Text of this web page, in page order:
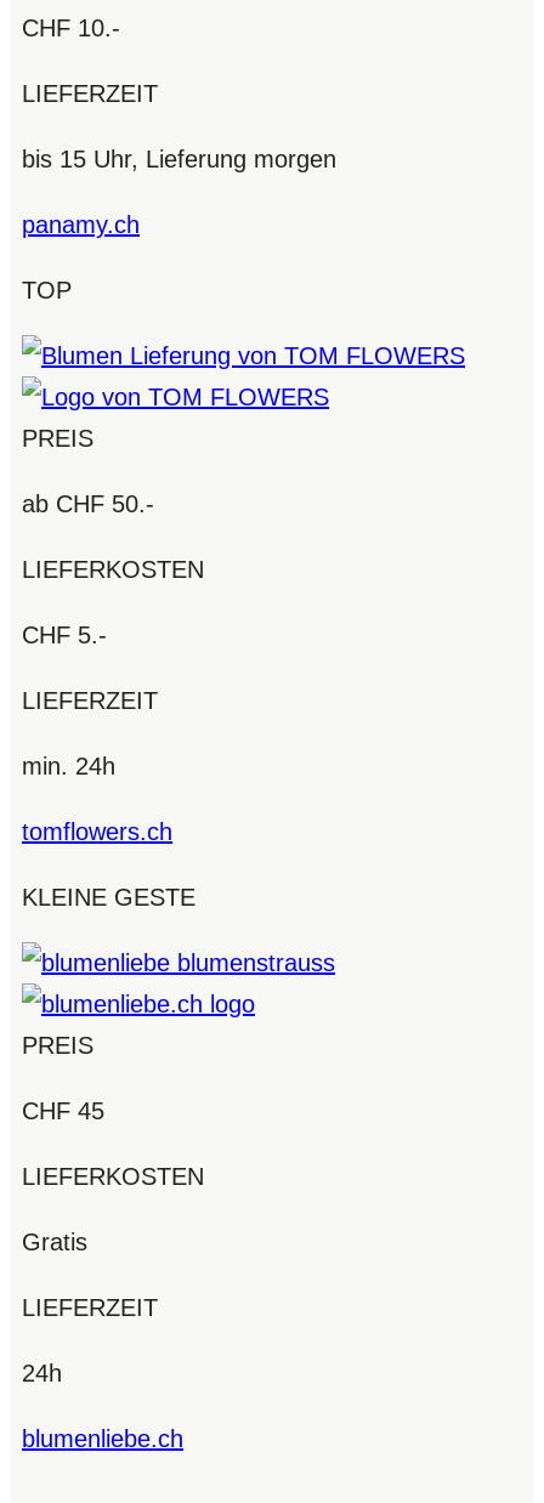
CHF 10.-
LIEFERZEIT
bis 15 Uhr, Lieferung morgen
panamy.ch
TOP
PREIS
ab CHF 50.-
LIEFERKOSTEN
CHF 5.-
LIEFERZEIT
min. 24h
tomflowers.ch
KLEINE GESTE
PREIS
CHF 45
LIEFERKOSTEN
Gratis
LIEFERZEIT
24h
blumenliebe.ch